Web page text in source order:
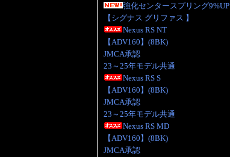
強化センタースプリング9%UP
【シグナス グリファス 】
Nexus RS NT
【ADV160】(8BK)
JMCA承認
23～25年モデル共通
Nexus RS S
【ADV160】(8BK)
JMCA承認
23～25年モデル共通
Nexus RS MD
【ADV160】(8BK)
JMCA承認